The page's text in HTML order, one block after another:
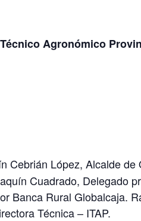
Agronómico
Cebrián López, Alcalde de
Cuadrado, Delegado
Banca Rural Globalcaja.
Técnica – ITAP.